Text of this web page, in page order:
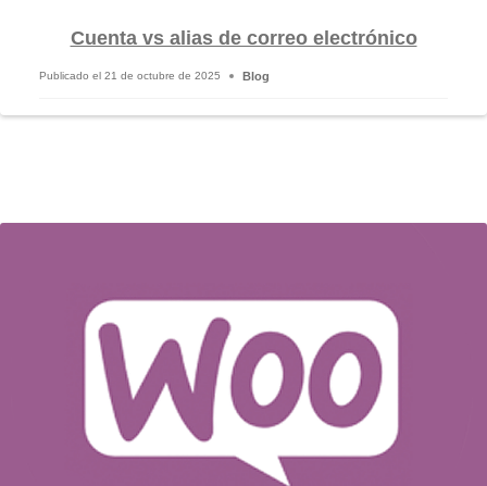
Cuenta vs alias de correo electrónico
Publicado el 21 de octubre de 2025 Blog